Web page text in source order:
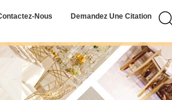
Nous Demandez Une Citation